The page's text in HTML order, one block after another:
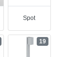
Spot
19